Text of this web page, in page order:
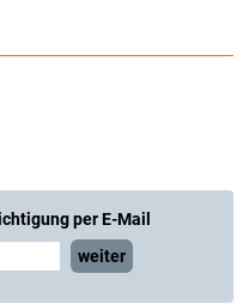
per E-Mail
weiter